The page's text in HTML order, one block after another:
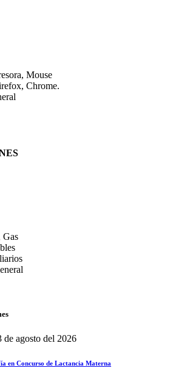
Mouse
Chrome.
Gas
de agosto del 2026
en Concurso de Lactancia Materna